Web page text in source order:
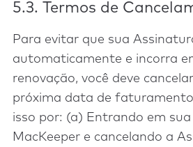
5.3. Termos de
Para evitar que sua
automaticamente e incorra
renovação, você deve
próxima data de
isso por: (a) Entrando em
MacKeeper e cancelando a